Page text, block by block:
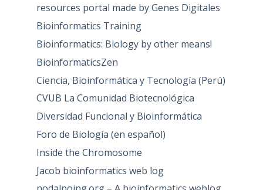
resources portal made by Genes Digitales
Bioinformatics Training
Bioinformatics: Biology by other means!
BioinformaticsZen
Ciencia, Bioinformática y Tecnología (Perú)
CVUB La Comunidad Biotecnológica
Diversidad Funcional y Bioinformática
Foro de Biología (en español)
Inside the Chromosome
Jacob bioinformatics web log